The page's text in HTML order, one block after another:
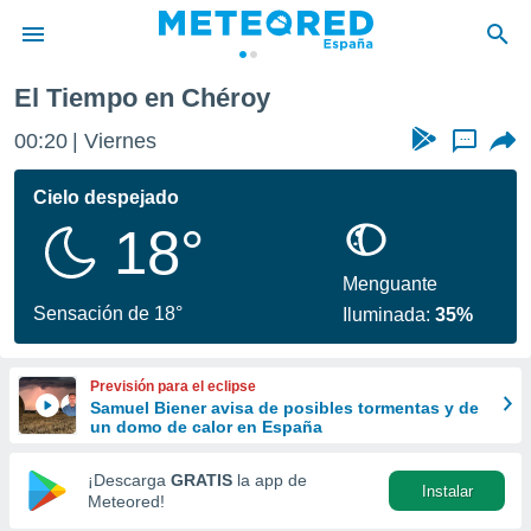
de
por
se
calidad.
a este
las
y
forma
digital
basada
El Tiempo en Chéroy
00:20 Viernes ...
Cielo despejado
18°
Sensación de 18°
Menguante
Iluminada:35%
Previsión para el eclipse
Samuel Biener avisa de posibles tormentas y de
un domo de calor en España
¡Descarga GRATIS la app de
Meteored!
Instalar